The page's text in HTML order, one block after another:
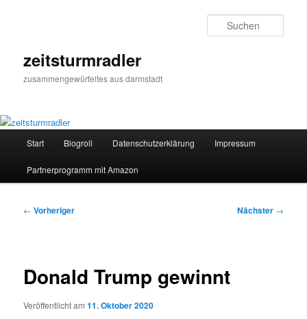
zeitsturmradler
zusammengewürfeltes aus darmstadt
Start Blogroll Datenschutzerklärung Impressum
Partnerprogramm mit Amazon
Beitragsnavigation
← Vorheriger Nächster →
Donald Trump gewinnt
Veröffentlicht am11. Oktober 2020